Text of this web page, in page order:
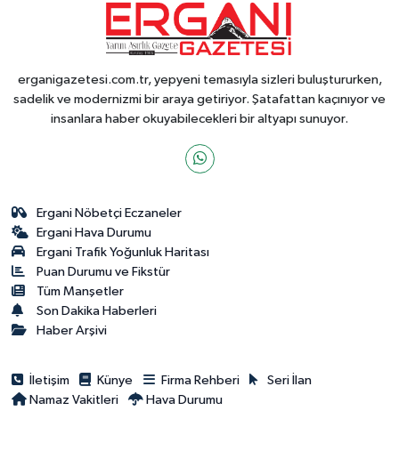
erganigazetesi.com.tr, yepyeni temasıyla sizleri buluştururken,
sadelik ve modernizmi bir araya getiriyor. Şatafattan kaçınıyor ve
insanlara haber okuyabilecekleri bir altyapı sunuyor.
Ergani Nöbetçi Eczaneler
Ergani Hava Durumu
Ergani Trafik Yoğunluk Haritası
Puan Durumu ve Fikstür
Tüm Manşetler
Son Dakika Haberleri
Haber Arşivi
İletişim Künye Firma Rehberi
Seri İlan
Namaz Vakitleri
Hava Durumu